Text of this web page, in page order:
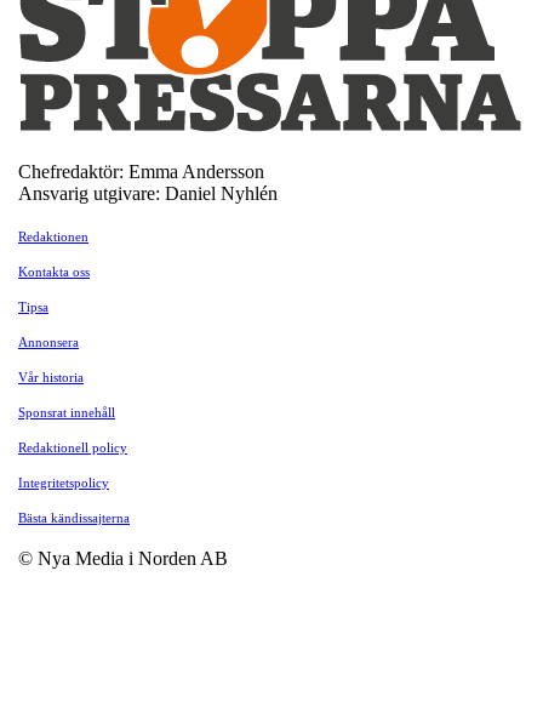
Chefredaktör: Emma Andersson
Ansvarig utgivare: Daniel Nyhlén
Redaktionen
Kontakta oss
Tipsa
Annonsera
Vår historia
Sponsrat innehåll
Redaktionell policy
Integritetspolicy
Bästa kändissajterna
© Nya Media i Norden AB